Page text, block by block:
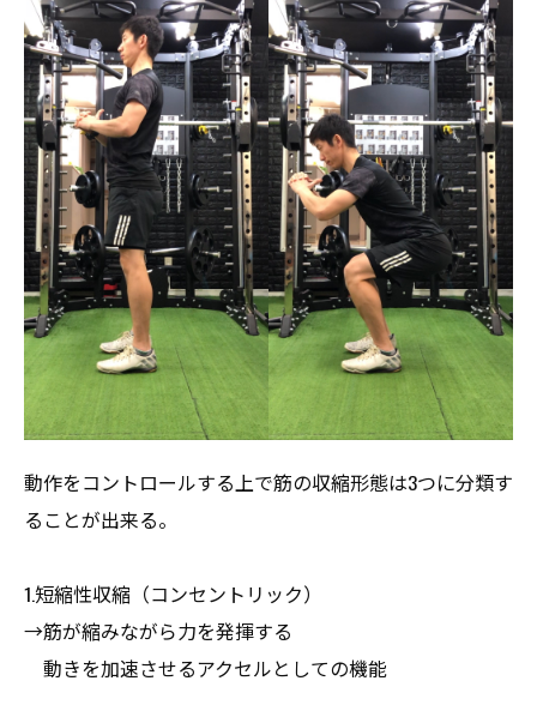
動作をコントロールする上で筋の収縮形態は3つに分類す
ることが出来る。
1.短縮性収縮（コンセントリック）
→筋が縮みながら力を発揮する
動きを加速させるアクセルとしての機能